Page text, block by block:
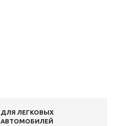
ДЛЯ ЛЕГКОВЫХ
АВТОМОБИЛЕЙ